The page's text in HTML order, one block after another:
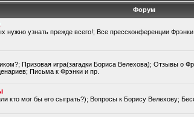
Форум
нужно узнать прежде всего!; Все прессконференции
Призовая игра(загадки Бориса Велехова); Отзывы
Письма к Фрэнки и пр.
кто мог бы его сыграть?); Вопросы к Борису Велехову;